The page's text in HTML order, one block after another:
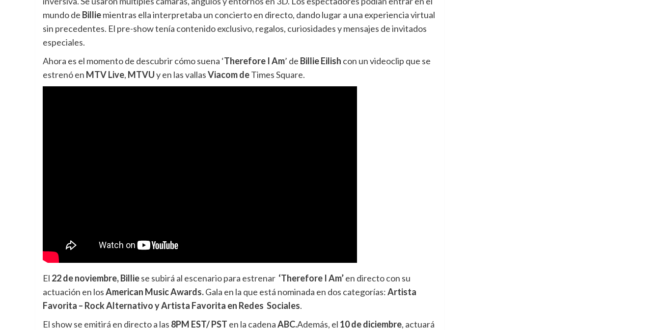
mundo de Billiemientras ella interpretaba un concierto en directo, dando lugar a una experiencia virtual
sin precedentes. El pre-show tenía contenido exclusivo, regalos, curiosidades y mensajes de invitados
especiales.
Ahora es el momento de descubrir cómo suena ‘Therefore I Am’ de Billie Eilish con un videoclip que se
estrenó en MTV Live, MTVUy en las vallasViacom deTimes Square.
El 22 de noviembre, Billiese subirá al escenario para estrenar ‘Therefore I Am’en directo con su
actuación en losAmerican Music Awards.Gala en la que está nominada en dos categorías:Artista
Favorita – Rock Alternativo yArtista Favorita en Redes Sociales.
El show se emitirá en directo a las 8PM EST/ PST en la cadenaABC.Además, el 10 de diciembre, actuará